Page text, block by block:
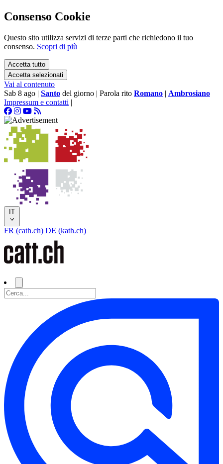
Consenso Cookie
Questo sito utilizza servizi di terze parti che richiedono il tuo
consenso. Scopri di più
Accetta tutto
Accetta selezionati
Vai al contenuto
Sab 8 ago | Santo del giorno | Parola rito Romano | Ambrosiano
Impressum e contatti |
IT
FR (cath.ch) DE (kath.ch)